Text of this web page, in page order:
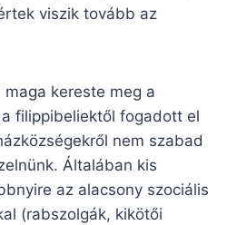
viszik tovább az
kereste meg a
filippibeliektől fogadott el
nem szabad
Általában kis
az alacsony szociális
(rabszolgák, kikötői